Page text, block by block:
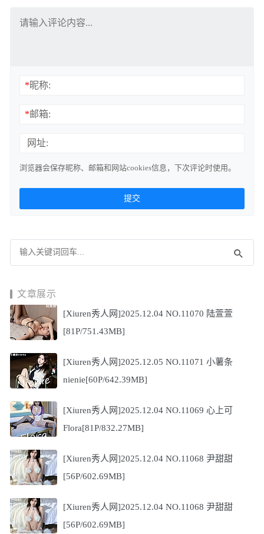
*昵称:
*邮箱:
网址:
浏览器会保存昵称、邮箱和网站cookies信息，下次评论时使用。
文章展示
[Xiuren秀人网]2025.12.04 NO.11070 陆萱萱
[81P/751.43MB]
[Xiuren秀人网]2025.12.05 NO.11071 小薯条
nienie[60P/642.39MB]
[Xiuren秀人网]2025.12.04 NO.11069 心上可
Flora[81P/832.27MB]
[Xiuren秀人网]2025.12.04 NO.11068 尹甜甜
[56P/602.69MB]
[Xiuren秀人网]2025.12.04 NO.11068 尹甜甜
[56P/602.69MB]